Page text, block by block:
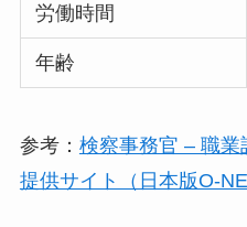
労働時間
年齢
参考： 検察事務官 – 職業
提供サイト（日本版O-